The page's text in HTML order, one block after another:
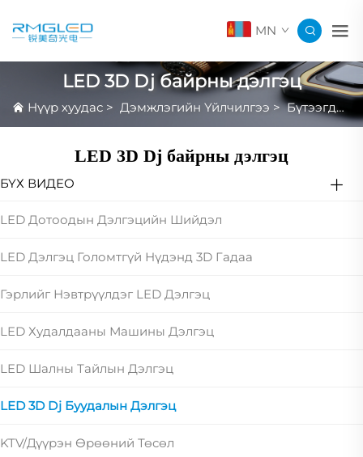
MN
LED 3D Dj байрны дэлгэц
Нүүр хуудас > Дэмжлэгийн Үйлчилгээ >Бүтээгдэхүүний Бичлэгийн Онцлог
LED 3D Dj байрны дэлгэц
БҮХ ВИДЕО
LED Дотоодын Дэлгэцийн Шийдэл
LED Дэлгэц Голомтгүй Нүдэнд 3D Гадаа
Гэрлийг Нэвтрүүлдэг LED Дэлгэц
LED Худалдааны Машины Дэлгэц
LED Шалны Тайлын Дэлгэц
LED 3D Dj Буудалын Дэлгэц
KTV/дүүрэн Өрөөний Төсөл